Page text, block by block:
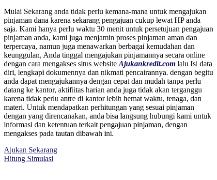
Mulai Sekarang anda tidak perlu kemana-mana untuk mengajukan
pinjaman dana karena sekarang pengajuan cukup lewat HP anda
saja. Kami hanya perlu waktu 30 menit untuk persetujuan pengajuan
pinjaman anda, kami juga menjamin proses pinjaman aman dan
terpercaya, namun juga menawarkan berbagai kemudahan dan
keunggulan, Anda tinggal mengajukan pinjamannya secara online
dengan cara mengakses situs website Ajukankredit.com lalu Isi data
diri, lengkapi dokumennya dan nikmati pencairannya. dengan begitu
anda dapat mengajukannya dengan cepat dan mudah tanpa perlu
datang ke kantor, aktifiitas harian anda juga tidak akan terganggu
karena tidak perlu antre di kantor lebih hemat waktu, tenaga, dan
materi. Untuk mendapatkan perhitungan yang sesuai pinjaman
dengan yang direncanakan, anda bisa langsung hubungi kami untuk
informasi dan ketentuan terkait pengajuan pinjaman, dengan
mengakses pada tautan dibawah ini.
Ajukan Sekarang
Hitung Simulasi